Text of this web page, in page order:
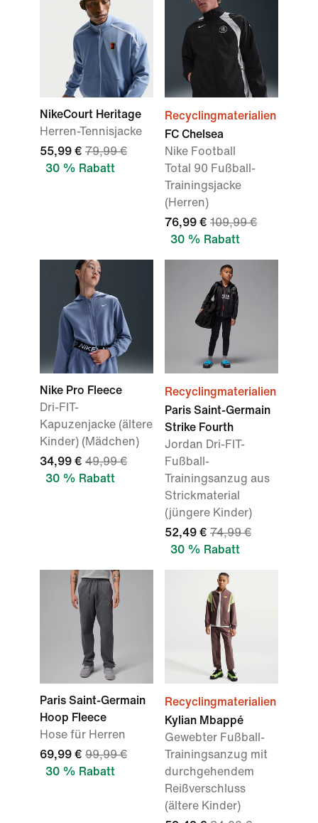
NikeCourt Heritage
Herren-Tennisjacke
55,99 € 79,99 €
30 % Rabatt
Recyclingmaterialien
FC Chelsea
Nike Football
Total 90 Fußball-
Trainingsjacke
(Herren)
76,99 € 109,99 €
30 % Rabatt
Nike Pro Fleece
Dri-FIT-
Kapuzenjacke (ältere
Kinder) (Mädchen)
34,99 € 49,99 €
30 % Rabatt
Recyclingmaterialien
Paris Saint-Germain
Strike Fourth
Jordan Dri-FIT-
Fußball-
Trainingsanzug aus
Strickmaterial
(jüngere Kinder)
52,49 € 74,99 €
30 % Rabatt
Paris Saint-Germain
Hoop Fleece
Hose für Herren
69,99 € 99,99 €
30 % Rabatt
Recyclingmaterialien
Kylian Mbappé
Gewebter Fußball-
Trainingsanzug mit
durchgehendem
Reißverschluss
(ältere Kinder)